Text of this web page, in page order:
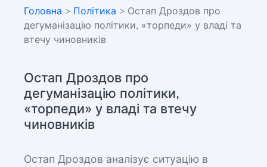
Головна > Політика > Остап Дроздов про
дегуманізацію політики, «торпеди» у владі та
втечу чиновників
Остап Дроздов про
дегуманізацію політики,
«торпеди» у владі та втечу
чиновників
Остап Дроздов аналізує ситуацію в